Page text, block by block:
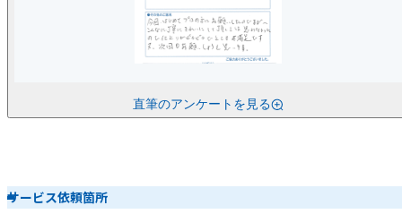
直筆のアンケートを見る
サービス依頼箇所